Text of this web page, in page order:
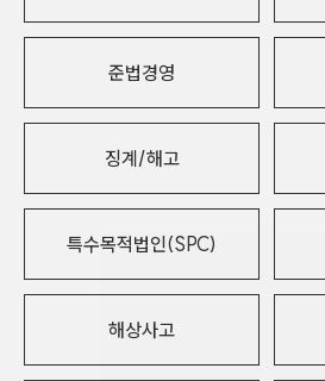
준법경영
징계/해고
특수목적법인(SPC)
해상사고